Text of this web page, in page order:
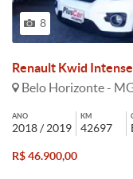
8
Renault Kwid
Belo Horizonte -
ANO
2018 / 2019
KM
42697
R$ 46.900,00